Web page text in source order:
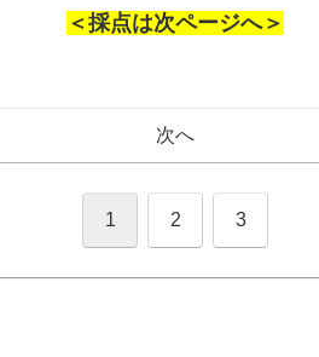
＜採点は次ページへ＞
次へ
1 2 3